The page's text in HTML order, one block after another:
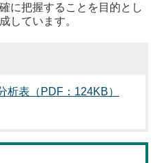
に把握することを目的とし
しています。
析表（PDF：124KB）